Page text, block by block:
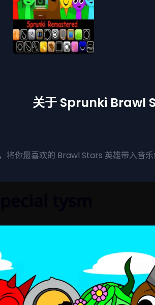
关于 Sprunki Brawl
你最喜欢的 Brawl Stars 英雄带入音